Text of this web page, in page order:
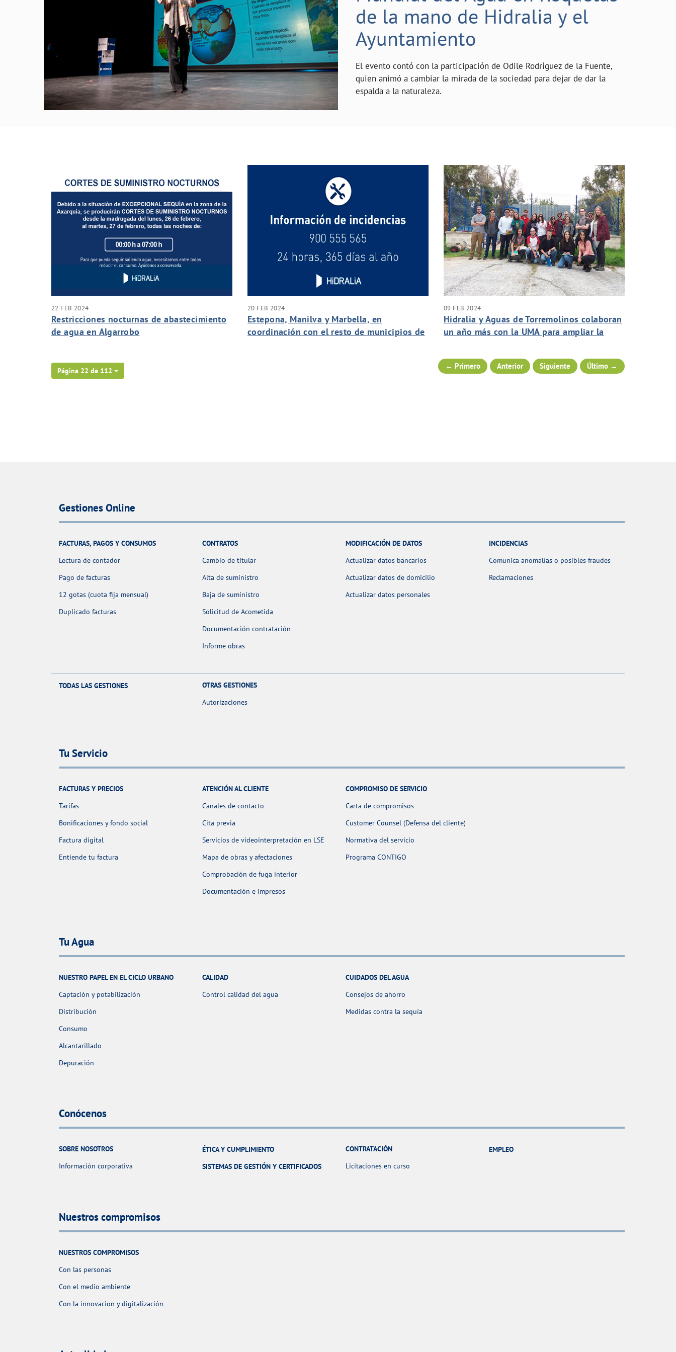
de la mano de Hidralia y el
Ayuntamiento
El evento contó con la participación de Odile Rodríguez de la Fuente,
quien animó a cambiar la mirada de la sociedad para dejar de dar la
espalda a la naturaleza.
22 FEB 2024
Restricciones nocturnas de abastecimiento
de agua en Algarrobo
20 FEB 2024
Estepona, Manilva y Marbella, en
coordinación con el resto de municipios de
09 FEB 2024
Hidralia y Aguas de Torremolinos colaboran
un año más con la UMA para ampliar la
Página 22 de 112
← Primero Anterior Siguiente Último →
Gestiones Online
FACTURAS, PAGOS Y CONSUMOS
Lectura de contador
Pago de facturas
12 gotas (cuota fija mensual)
Duplicado facturas
CONTRATOS
Cambio de titular
Alta de suministro
Baja de suministro
Solicitud de Acometida
Documentación contratación
Informe obras
MODIFICACIÓN DE DATOS
Actualizar datos bancarios
Actualizar datos de domicilio
Actualizar datos personales
INCIDENCIAS
Comunica anomalías o posibles fraudes
Reclamaciones
TODAS LAS GESTIONES
OTRAS GESTIONES
Autorizaciones
Tu Servicio
FACTURAS Y PRECIOS
Tarifas
Bonificaciones y fondo social
Factura digital
Entiende tu factura
ATENCIÓN AL CLIENTE
Canales de contacto
Cita previa
Servicios de videointerpretación en LSE
Mapa de obras y afectaciones
Comprobación de fuga interior
Documentación e impresos
COMPROMISO DE SERVICIO
Carta de compromisos
Customer Counsel (Defensa del cliente)
Normativa del servicio
Programa CONTIGO
Tu Agua
NUESTRO PAPEL EN EL CICLO URBANO
Captación y potabilización
Distribución
Consumo
Alcantarillado
Depuración
CALIDAD
Control calidad del agua
CUIDADOS DEL AGUA
Consejos de ahorro
Medidas contra la sequía
Conócenos
SOBRE NOSOTROS
Información corporativa
ÉTICA Y CUMPLIMIENTO
SISTEMAS DE GESTIÓN Y CERTIFICADOS
CONTRATACIÓN
Licitaciones en curso
EMPLEO
Nuestros compromisos
NUESTROS COMPROMISOS
Con las personas
Con el medio ambiente
Con la innovacion y digitalización